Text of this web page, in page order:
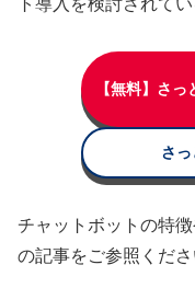
ト導入を検討されて
【無料】さ
さ
チャットボットの特
の記事をご参照くださ